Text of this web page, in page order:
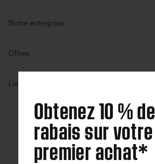
Notre entreprise
Offres
Liens supplémentaires
| Français
Obtenez 10 % de
rabais sur votre
premier achat*